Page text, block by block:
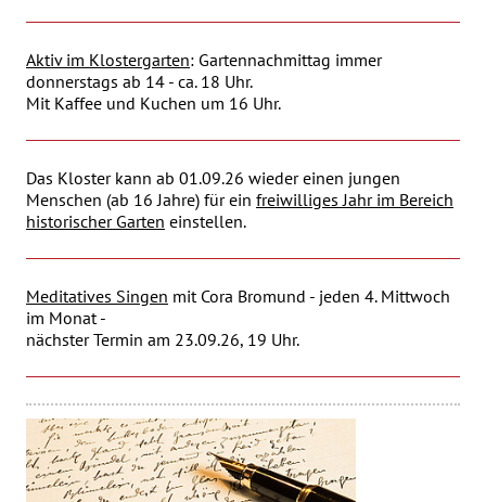
Aktiv im Klostergarten: Gartennachmittag immer
donnerstags ab 14 - ca. 18 Uhr.
Mit Kaffee und Kuchen um 16 Uhr.
Das Kloster kann ab 01.09.26 wieder einen jungen
Menschen (ab 16 Jahre) für ein freiwilliges Jahr im Bereich
historischer Garten einstellen.
Meditatives Singen mit Cora Bromund - jeden 4. Mittwoch
im Monat -
nächster Termin am 23.09.26, 19 Uhr.